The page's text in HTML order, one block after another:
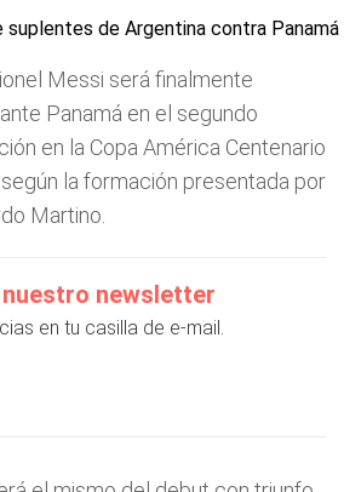
Messi será finalmente
Panamá en el segundo
en la Copa América Centenario
la formación presentada por
Martino.
newsletter
en tu casilla de e-mail.